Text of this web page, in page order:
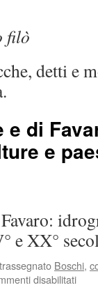
filò
detti e
di
e
e XX°
Boschi,
disabilitati